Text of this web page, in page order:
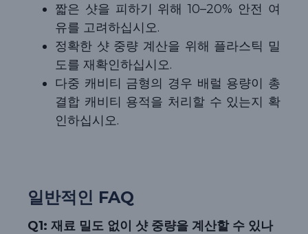
짧은 샷을 피하기 위해 10–20% 안전 여
유를 고려하십시오.
정확한 샷 중량 계산을 위해 플라스틱 밀
도를 재확인하십시오.
다중 캐비티 금형의 경우 배럴 용량이 총
결합 캐비티 용적을 처리할 수 있는지 확
인하십시오.
일반적인 FAQ
Q1: 재료 밀도 없이 샷 중량을 계산할 수 있나